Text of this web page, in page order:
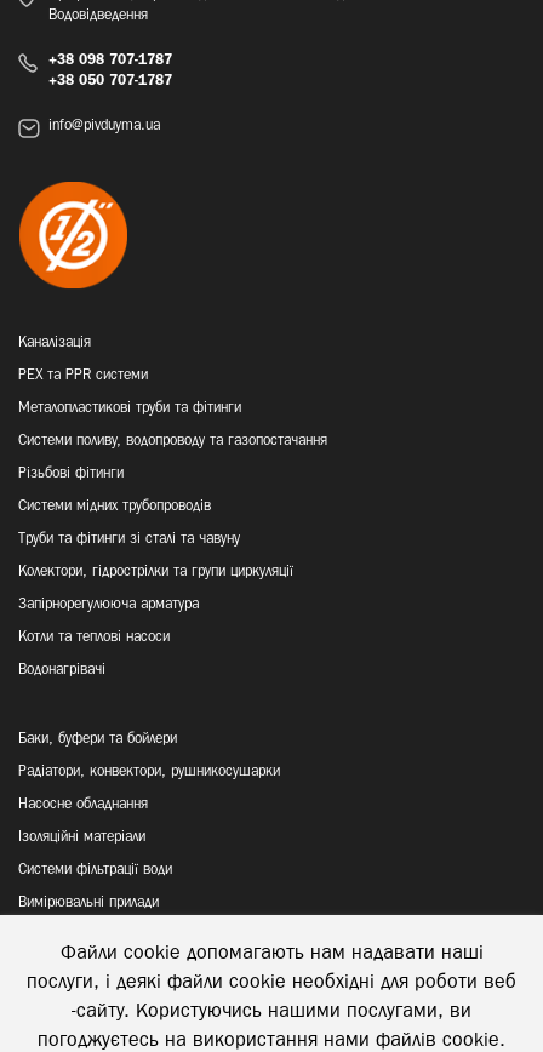
Файли cookie допомагають нам надавати наші
послуги, і деякі файли cookie необхідні для роботи веб
-сайту. Користуючись нашими послугами, ви
погоджуєтесь на використання нами файлів cookie.
Водовідведення
+38 098 707-1787
+38 050 707-1787
info@pivduyma.ua
Каналізація
PEX та PPR системи
Металопластикові труби та фітинги
Системи поливу, водопроводу та газопостачання
Різьбові фітинги
Системи мідних трубопроводів
Труби та фітинги зі сталі та чавуну
Колектори, гідрострілки та групи циркуляції
Запірнорегулююча арматура
Котли та теплові насоси
Водонагрівачі
Баки, буфери та бойлери
Радіатори, конвектори, рушникосушарки
Насосне обладнання
Ізоляційні матеріали
Системи фільтрації води
Вимірювальні прилади
Політика конфіденційності
Відправка та повернення товару